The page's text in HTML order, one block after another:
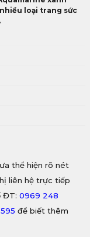
loại trang sức
thể hiện rõ nét
liên hệ trực tiếp
ĐT: 0969 248
để biết thêm